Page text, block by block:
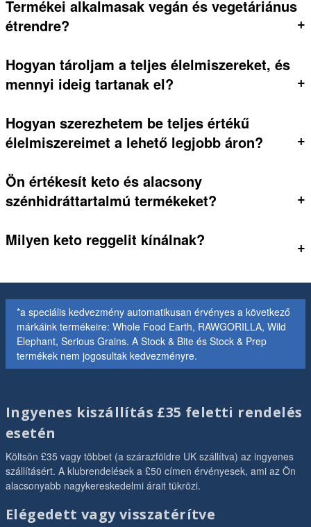
Termékei alkalmasak vegán és vegetáriánus
étrendre?
+
Hogyan tároljam a teljes élelmiszereket, és
mennyi ideig tartanak el?
+
Hogyan szerezhetem be teljes értékű
élelmiszereimet a lehető legjobb áron?
+
Ön értékesít keto és alacsony
szénhidráttartalmú termékeket?
+
Milyen keto reggelit kínálnak? +
*a speciális kedvezmény automatikusan érvényes a következő
márkáink termékeire: Whole Food Earth, RAWGORILLA, Wild
Elephant, Serious Grains. A Stock & Bite és Stock & Prep
termékek nem jogosultak kedvezményre.
Ingyenes kiszállítás £35 feletti rendelés
esetén
Költsön £35 vagy többet (a szárazföldre UK szállítva) az ingyenes
szállításért. A klubrendelések a £50 címen érvényesek, ami az Ön
alacsonyabb nagykereskedelmi árait tükrözi.
Elégedett vagy visszatérítve